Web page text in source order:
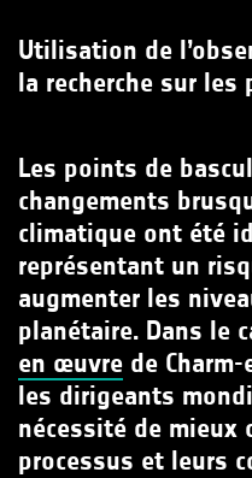
Utilisation de
la recherche sur
Les points de
changements
climatique ont été
représentant un
augmenter les
planétaire. Dans le
en œuvre de Charm-
les dirigeants
nécessité de mieux
processus et leurs